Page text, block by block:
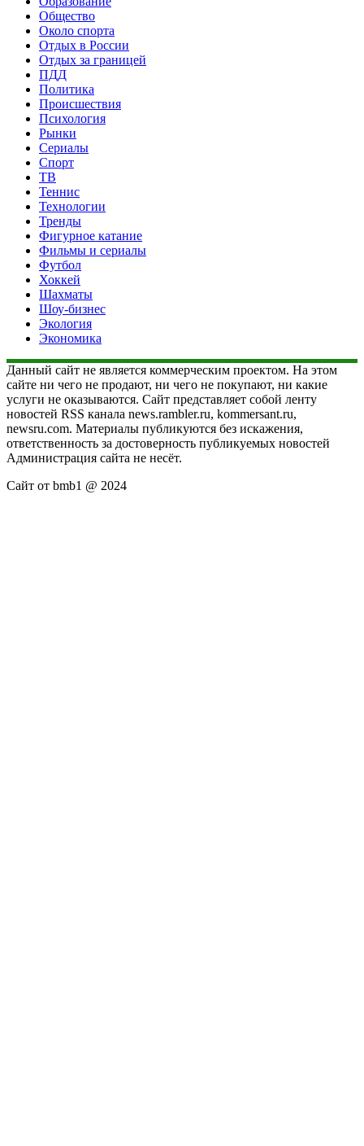
Общество
Около спорта
Отдых в России
Отдых за границей
ПДД
Политика
Происшествия
Психология
Рынки
Сериалы
Спорт
ТВ
Теннис
Технологии
Тренды
Фигурное катание
Фильмы и сериалы
Футбол
Хоккей
Шахматы
Шоу-бизнес
Экология
Экономика
Данный сайт не является коммерческим проектом. На этом
сайте ни чего не продают, ни чего не покупают, ни какие
услуги не оказываются. Сайт представляет собой ленту
новостей RSS канала news.rambler.ru, kommersant.ru,
newsru.com. Материалы публикуются без искажения,
ответственность за достоверность публикуемых новостей
Администрация сайта не несёт.
Сайт от bmb1 @ 2024